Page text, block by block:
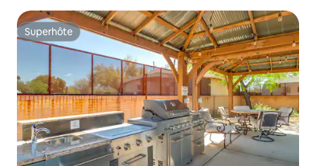
Superhôte
Superhôte